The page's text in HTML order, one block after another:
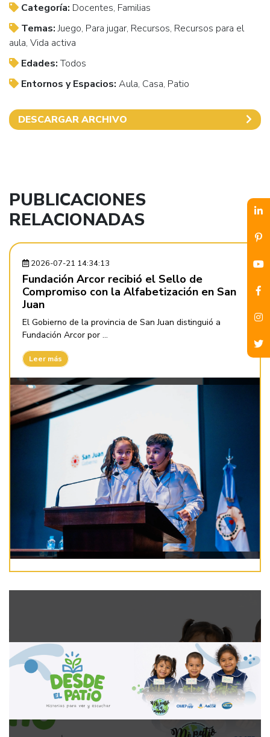
Categoría: Docentes, Familias
Temas:Juego, Para jugar, Recursos, Recursos para el
aula, Vida activa
Edades:Todos
Entornos y Espacios: Aula, Casa, Patio
DESCARGAR ARCHIVO
PUBLICACIONES
RELACIONADAS
2026-07-21 14:34:13
Fundación Arcor recibió el Sello de
Compromiso con la Alfabetización en San
Juan
El Gobierno de la provincia de San Juan distinguió a
Fundación Arcor por ...
Leer más